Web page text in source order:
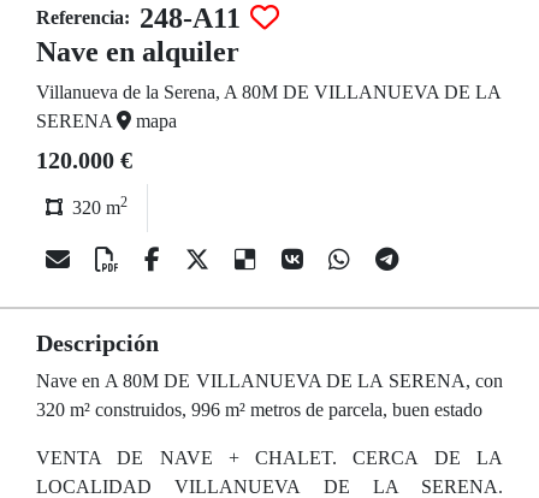
Referencia: 248-A11
Nave en alquiler
Villanueva de la Serena, A 80M DE VILLANUEVA DE LA
SERENA
mapa
120.000 €
320 m2
Descripción
Nave en A 80M DE VILLANUEVA DE LA SERENA, con
320 m² construidos, 996 m² metros de parcela, buen estado
VENTA DE NAVE + CHALET. CERCA DE LA
LOCALIDAD VILLANUEVA DE LA SERENA.